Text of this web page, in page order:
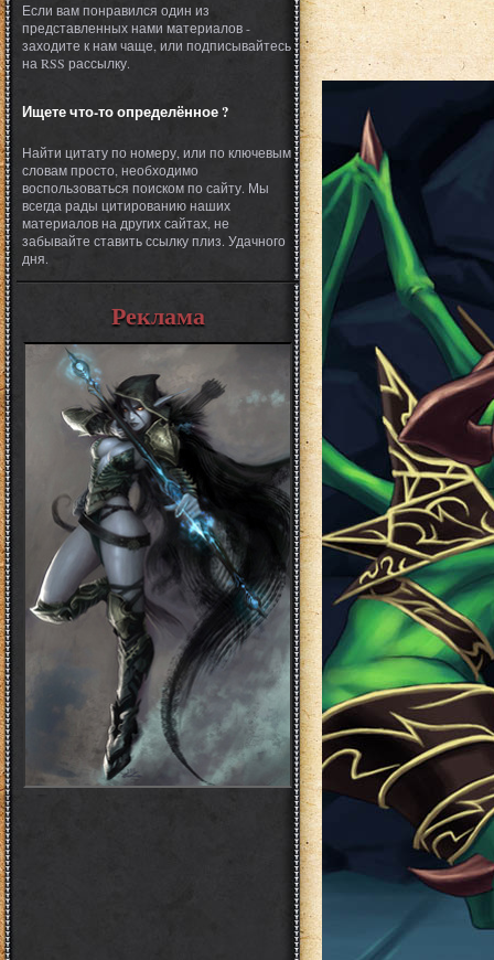
Если вам понравился один из
представленных нами материалов -
заходите к нам чаще, или подписывайтесь
на RSS рассылку.
Ищете что-то определённое ?
Найти цитату по номеру, или по ключевым
словам просто, необходимо
воспользоваться поиском по сайту. Мы
всегда рады цитированию наших
материалов на других сайтах, не
забывайте ставить ссылку плиз. Удачного
дня.
Реклама